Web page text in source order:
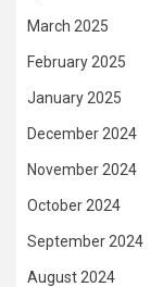
March 2025
February 2025
January 2025
December 2024
November 2024
October 2024
September 2024
August 2024